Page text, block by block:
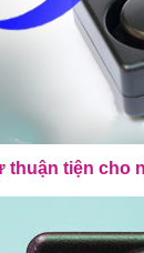
thuận tiện